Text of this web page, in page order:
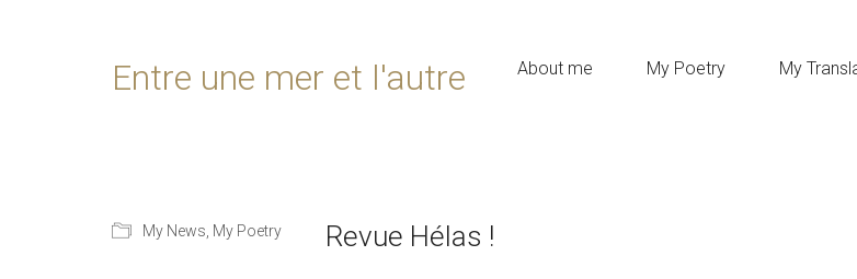
Entre une mer et l'autre About me My Poetry My
Revue Hélas !
My News My Poetry